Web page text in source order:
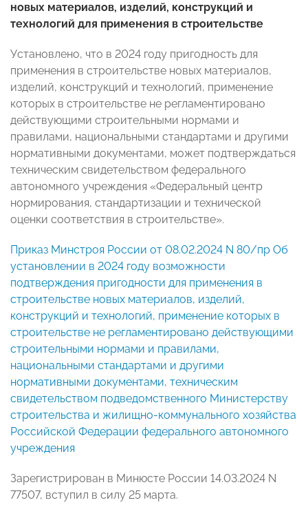
новых материалов, изделий, конструкций и
технологий для применения в строительстве
Установлено, что в 2024 году пригодность для
применения в строительстве новых материалов,
изделий, конструкций и технологий, применение
которых в строительстве не регламентировано
действующими строительными нормами и
правилами, национальными стандартами и другими
нормативными документами, может подтверждаться
техническим свидетельством федерального
автономного учреждения «Федеральный центр
нормирования, стандартизации и технической
оценки соответствия в строительстве».
Приказ Минстроя России от 08.02.2024 N 80/пр Об
установлении в 2024 году возможности
подтверждения пригодности для применения в
строительстве новых материалов, изделий,
конструкций и технологий, применение которых в
строительстве не регламентировано действующими
строительными нормами и правилами,
национальными стандартами и другими
нормативными документами, техническим
свидетельством подведомственного Министерству
строительства и жилищно-коммунального хозяйства
Российской Федерации федерального автономного
учреждения
Зарегистрирован в Минюсте России 14.03.2024 N
77507, вступил в силу 25 марта.